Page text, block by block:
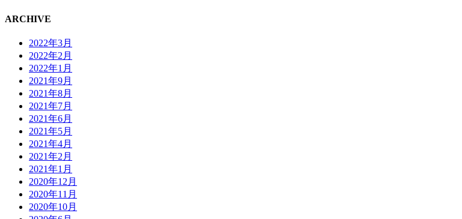
ARCHIVE
2022年3月
2022年2月
2022年1月
2021年9月
2021年8月
2021年7月
2021年6月
2021年5月
2021年4月
2021年2月
2021年1月
2020年12月
2020年11月
2020年10月